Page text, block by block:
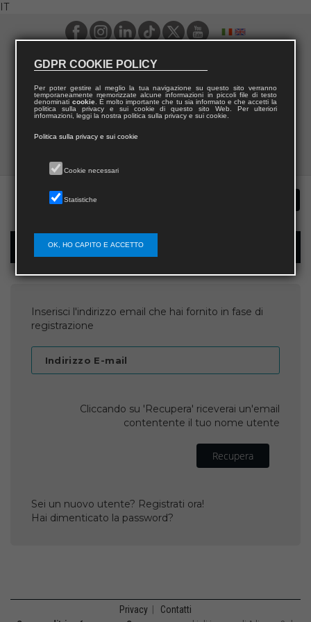
IT
Recupera username
Inserisci l'indirizzo email che hai fornito in fase di
registrazione
Indirizzo E-mail
Cliccando su 'Recupera' riceverai un'email
contentente il tuo nome utente
Recupera
Sei un nuovo utente? Registrati ora!
Hai dimenticato la password?
Privacy Contatti
GDPR COOKIE POLICY
Per poter gestire al meglio la tua navigazione su questo sito verranno
temporaneamente memorizzate alcune informazioni in piccoli file di testo
denominati cookie. È molto importante che tu sia informato e che accetti la
politica sulla privacy e sui cookie di questo sito Web. Per ulteriori
informazioni, leggi la nostra politica sulla privacy e sui cookie.
Politica sulla privacy e sui cookie
Cookie necessari
Statistiche
OK, HO CAPITO E ACCETTO